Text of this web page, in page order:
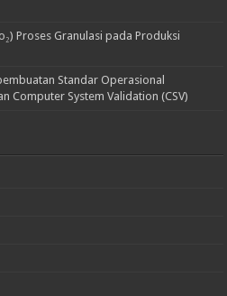
Proses Granulasi pada Produksi
Standar Operasional
Computer System Validation (CSV)